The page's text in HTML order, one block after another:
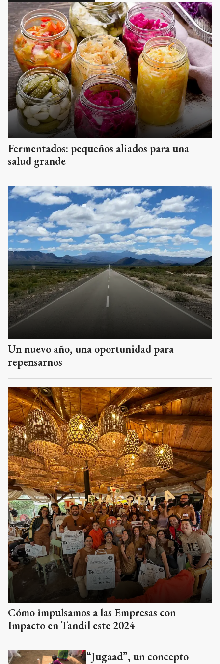
Fermentados: pequeños aliados para una
salud grande
Un nuevo año, una oportunidad para
repensarnos
Cómo impulsamos a las Empresas con
Impacto en Tandil este 2024
“Jugaad”, un concepto